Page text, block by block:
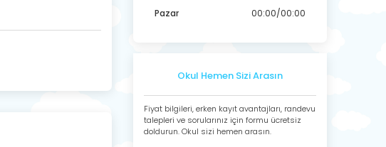
Pazar 00:00/00:00
Okul Hemen Sizi Arasın
Fiyat bilgileri, erken kayıt avantajları, randevu
talepleri ve sorularınız için formu ücretsiz
doldurun. Okul sizi hemen arasın.